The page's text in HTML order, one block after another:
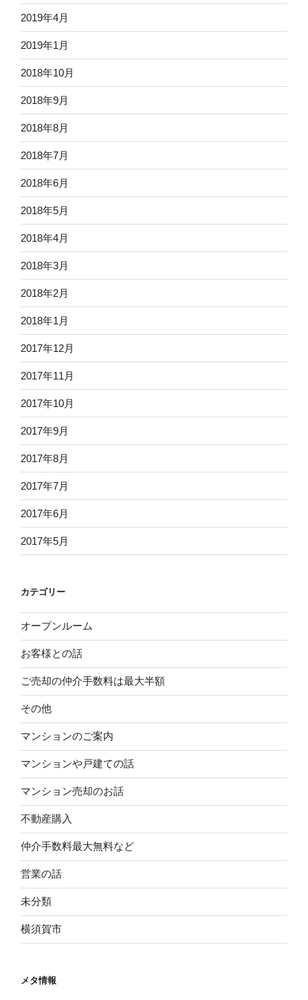
2019年4月
2019年1月
2018年10月
2018年9月
2018年8月
2018年7月
2018年6月
2018年5月
2018年4月
2018年3月
2018年2月
2018年1月
2017年12月
2017年11月
2017年10月
2017年9月
2017年8月
2017年7月
2017年6月
2017年5月
カテゴリー
オープンルーム
お客様との話
ご売却の仲介手数料は最大半額
その他
マンションのご案内
マンションや戸建ての話
マンション売却のお話
不動産購入
仲介手数料最大無料など
営業の話
未分類
横須賀市
メタ情報